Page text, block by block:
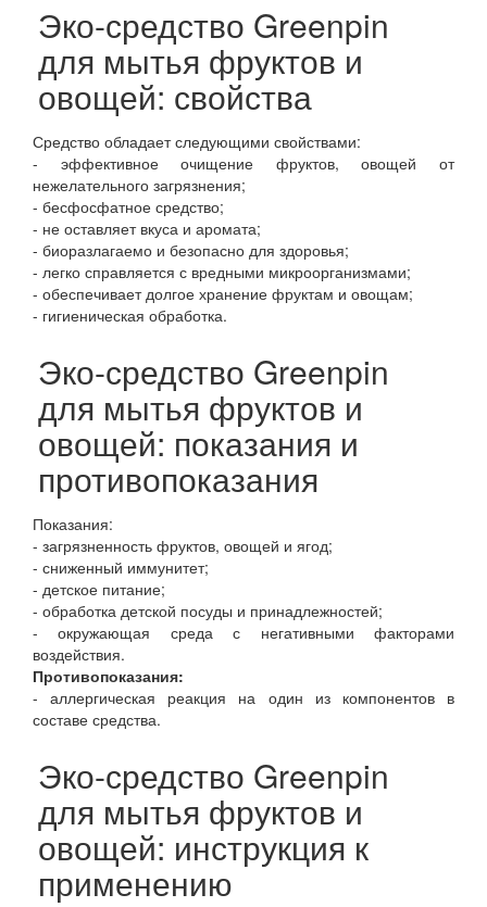
Эко-средство Greenpin
для мытья фруктов и
овощей: свойства
Средство обладает следующими свойствами:
- эффективное очищение фруктов, овощей от
нежелательного загрязнения;
- бесфосфатное средство;
- не оставляет вкуса и аромата;
- биоразлагаемо и безопасно для здоровья;
- легко справляется с вредными микроорганизмами;
- обеспечивает долгое хранение фруктам и овощам;
- гигиеническая обработка.
Эко-средство Greenpin
для мытья фруктов и
овощей: показания и
противопоказания
Показания:
- загрязненность фруктов, овощей и ягод;
- сниженный иммунитет;
- детское питание;
- обработка детской посуды и принадлежностей;
- окружающая среда с негативными факторами
воздействия.
Противопоказания:
- аллергическая реакция на один из компонентов в
составе средства.
Эко-средство Greenpin
для мытья фруктов и
овощей: инструкция к
применению